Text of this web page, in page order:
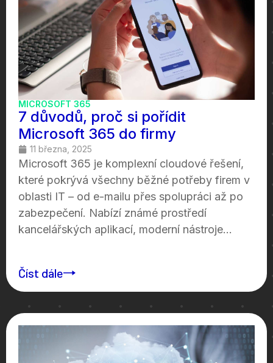
MICROSOFT 365
7 důvodů, proč si pořídit
Microsoft 365 do firmy
11 března, 2025
Microsoft 365 je komplexní cloudové řešení,
které pokrývá všechny běžné potřeby firem v
oblasti IT – od e-mailu přes spolupráci až po
zabezpečení. Nabízí známé prostředí
kancelářských aplikací, moderní nástroje...
Číst dále